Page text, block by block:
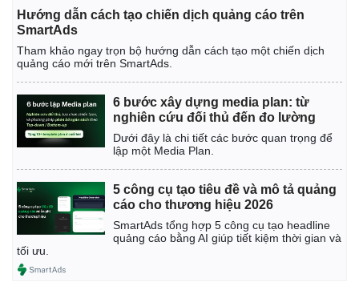
Hướng dẫn cách tạo chiến dịch quảng cáo trên
SmartAds
Tham khảo ngay trọn bộ hướng dẫn cách tạo một chiến dịch
quảng cáo mới trên SmartAds.
6 bước xây dựng media plan: từ
nghiên cứu đối thủ đến đo lường
Dưới đây là chi tiết các bước quan trọng để
lập một Media Plan.
5 công cụ tạo tiêu đề và mô tả quảng
cáo cho thương hiệu 2026
SmartAds tổng hợp 5 công cụ tạo headline
quảng cáo bằng AI giúp tiết kiệm thời gian và
tối ưu.